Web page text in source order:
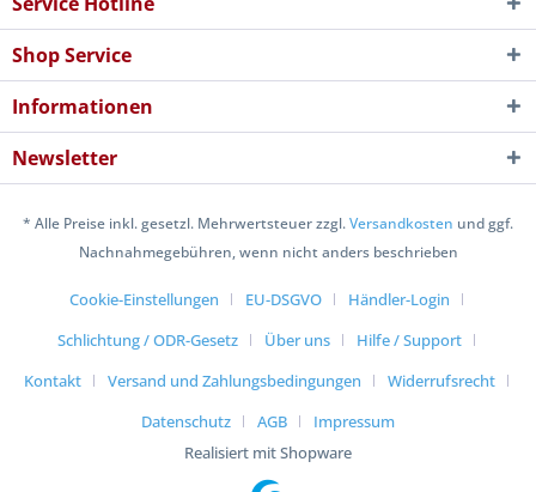
Shop Service
Informationen
Newsletter
* Alle Preise inkl. gesetzl. Mehrwertsteuer zzgl.Versandkosten und ggf.
Nachnahmegebühren, wenn nicht anders beschrieben
Cookie-Einstellungen EU-DSGVO
Händler-Login
Schlichtung / ODR-Gesetz
Über uns
Hilfe / Support
Kontakt
Versand und Zahlungsbedingungen
Widerrufsrecht
Datenschutz
AGB
Impressum
Realisiert mit Shopware